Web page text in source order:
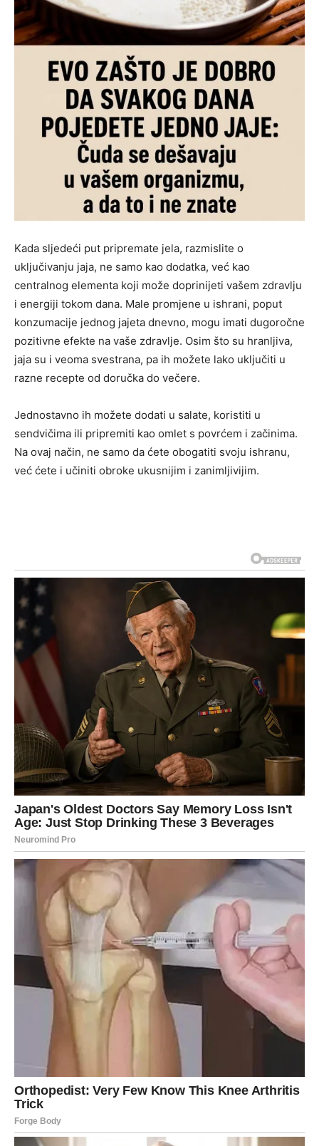
Kada sljedeći put pripremate jela, razmislite o
uključivanju jaja, ne samo kao dodatka, već kao
centralnog elementa koji može doprinijeti vašem zdravlju
i energiji tokom dana. Male promjene u ishrani, poput
konzumacije jednog jajeta dnevno, mogu imati dugoročne
pozitivne efekte na vaše zdravlje. Osim što su hranljiva,
jaja su i veoma svestrana, pa ih možete lako uključiti u
razne recepte od doručka do večere.
Jednostavno ih možete dodati u salate, koristiti u
sendvičima ili pripremiti kao omlet s povrćem i začinima.
Na ovaj način, ne samo da ćete obogatiti svoju ishranu,
već ćete i učiniti obroke ukusnijim i zanimljivijim.